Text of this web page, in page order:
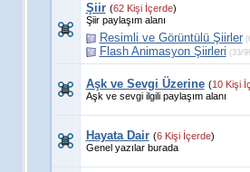
Şiir (62 Kişi İçerde)
Şiir paylaşım alanı
Resimli ve Görüntülü Şiirler
Flash Animasyon Şiirleri (33/
Aşk ve Sevgi Üzerine (10 Kişi
Aşk ve sevgi ilgili paylaşım alanı
Hayata Dair (6 Kişi İçerde)
Genel yazılar burada